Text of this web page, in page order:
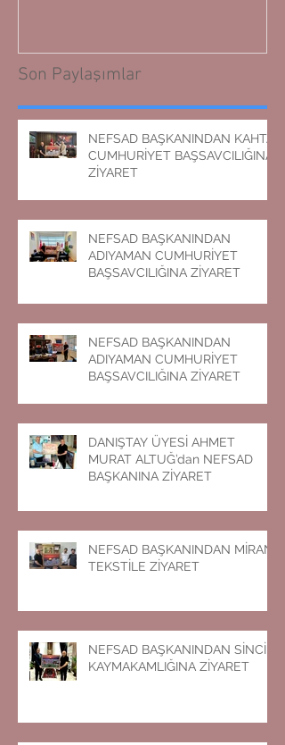
Son Paylaşımlar
NEFSAD BAŞKANINDAN KAHTA
CUMHURİYET BAŞSAVCILIĞINA
ZİYARET
NEFSAD BAŞKANINDAN
ADIYAMAN CUMHURİYET
BAŞSAVCILIĞINA ZİYARET
NEFSAD BAŞKANINDAN
ADIYAMAN CUMHURİYET
BAŞSAVCILIĞINA ZİYARET
DANIŞTAY ÜYESİ AHMET
MURAT ALTUĞ’dan NEFSAD
BAŞKANINA ZİYARET
NEFSAD BAŞKANINDAN MİRAN
TEKSTİLE ZİYARET
NEFSAD BAŞKANINDAN SİNCİK
KAYMAKAMLIĞINA ZİYARET